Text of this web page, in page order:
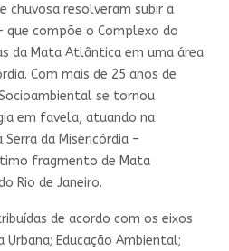
chuvosa resolveram subir a
que compõe o Complexo do
da Mata Atlântica em uma área
Com mais de 25 anos de
se tornou
em favela, atuando na
da Misericórdia –
fragmento de Mata
Rio de Janeiro.
de acordo com os eixos
Educação Ambiental;